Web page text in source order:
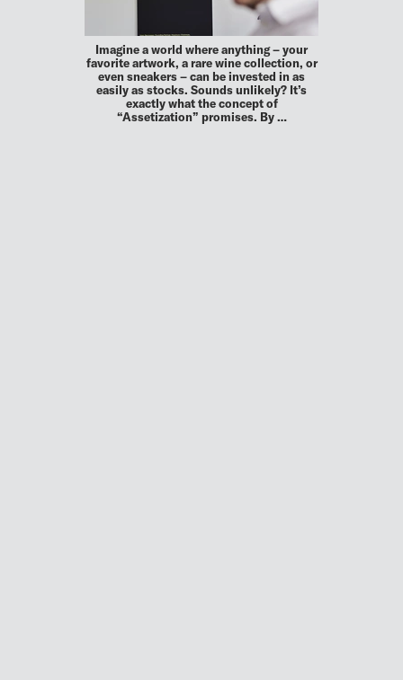
Imagine a world where anything – your
favorite artwork, a rare wine collection, or
even sneakers – can be invested in as
easily as stocks. Sounds unlikely? It’s
exactly what the concept of
“Assetization” promises. By …